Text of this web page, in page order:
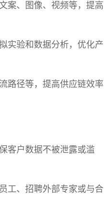
案、图像、视频等，提高
实验和数据分析，优化产
路径等，提高供应链效率
客户数据不被泄露或滥
工、招聘外部专家或与合